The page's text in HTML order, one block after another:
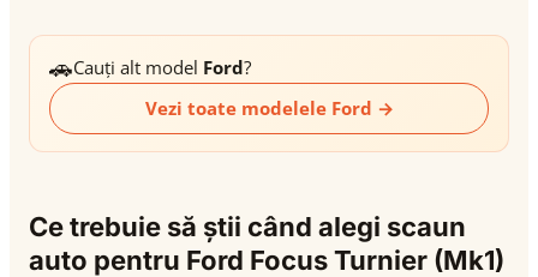
🚗Cauți alt model Ford?
Vezi toate modelele Ford →
Ce trebuie să știi când alegi scaun
auto pentru Ford Focus Turnier (Mk1)